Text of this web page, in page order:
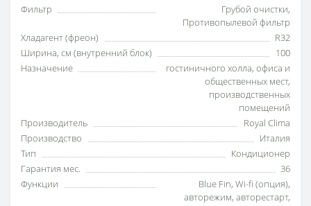
Фильтр
Грубой очистки,
Противопылевой фильтр
Хладагент (фреон)
R32
Ширина, см (внутренний блок)
100
Назначение
гостиничного холла, офиса и
общественных мест,
производственных
помещений
Производитель
Royal Clima
Производство
Италия
Тип
Кондиционер
Гарантия мес.
36
Функции
Blue Fin, Wi-fi (опция),
авторежим, авторестарт,